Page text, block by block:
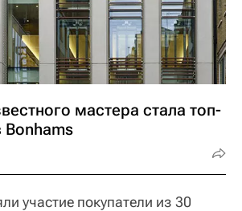
мастера стала топ-
Bonhams
участие покупатели из 30